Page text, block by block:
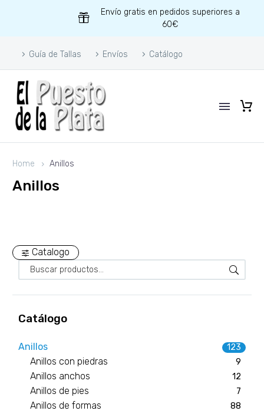
Envío gratis en pedidos superiores a
60€
Guía de Tallas Envíos Catálogo
Home Anillos
Anillos
Catalogo
Catálogo
Anillos 123
Anillos con piedras 9
Anillos anchos 12
Anillos de pies 7
Anillos de formas 88